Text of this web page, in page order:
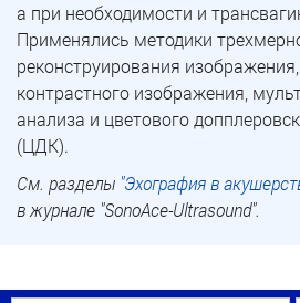
а при необходимости и
Применялись методики
реконструирования
контрастного изображения,
анализа и цветового
(ЦДК).
См. разделы "Эхография в
в журнале "SonoAce-Ultrasound".